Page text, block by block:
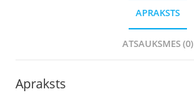
APRAKSTS
ATSAUKSMES (0)
Apraksts